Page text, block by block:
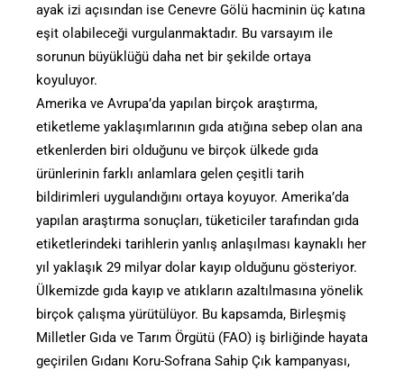
ayak izi açısından ise Cenevre Gölü hacminin üç katına
eşit olabileceği vurgulanmaktadır. Bu varsayım ile
sorunun büyüklüğü daha net bir şekilde ortaya
koyuluyor.
Amerika ve Avrupa’da yapılan birçok araştırma,
etiketleme yaklaşımlarının gıda atığına sebep olan ana
etkenlerden biri olduğunu ve birçok ülkede gıda
ürünlerinin farklı anlamlara gelen çeşitli tarih
bildirimleri uygulandığını ortaya koyuyor. Amerika’da
yapılan araştırma sonuçları, tüketiciler tarafından gıda
etiketlerindeki tarihlerin yanlış anlaşılması kaynaklı her
yıl yaklaşık 29 milyar dolar kayıp olduğunu gösteriyor.
Ülkemizde gıda kayıp ve atıkların azaltılmasına yönelik
birçok çalışma yürütülüyor. Bu kapsamda, Birleşmiş
Milletler Gıda ve Tarım Örgütü (FAO) iş birliğinde hayata
geçirilen Gıdanı Koru-Sofrana Sahip Çık kampanyası,